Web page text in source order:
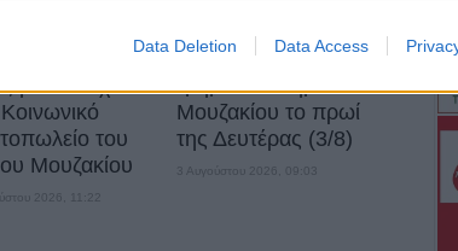
Data Deletion Data Access
δικαιούχων
του
Μουζακίου
2026, 11:22
Βλάβη στην
ηλεκτροδότηση σε
τμήμα του Δήμου
Μουζακίου το πρωί
της Δευτέρας (3/8)
3 Αυγούστου 2026, 09:03
5